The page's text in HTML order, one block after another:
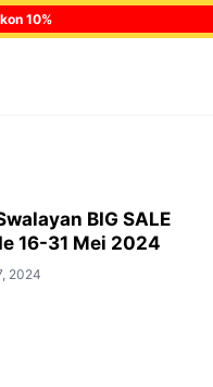
10%
BIG SALE
16-31 Mei 2024
2024